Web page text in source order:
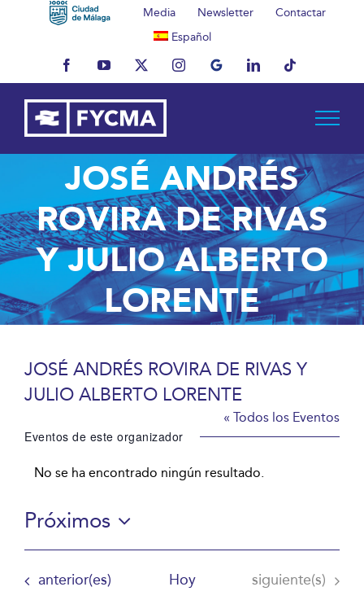
Media Newsletter
Contactar
Español
FacebookYouTubeX InstagramMyBusinessLinkedInTiktok
JOSÉ ANDRÉS
ROVIRA DE RIVAS
Y JULIO ALBERTO
LORENTE
JOSÉ ANDRÉS ROVIRA DE RIVAS Y
JULIO ALBERTO LORENTE
« Todos los Eventos
Eventos de este organizador
Aviso
No se ha encontrado ningún resultado.
Próximos
Selecciona
fecha.
Eventos
anterior(es) Hoy Eventos
siguiente(s)